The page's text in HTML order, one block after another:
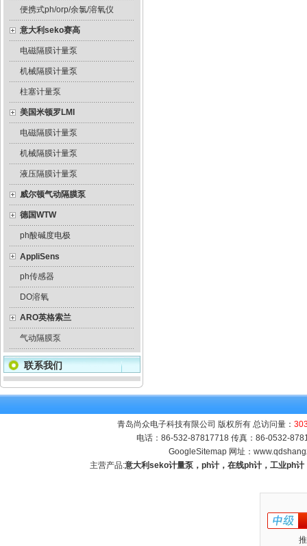
便携式ph/orp/余氯/溶氧仪
意大利seko赛高
电磁隔膜计量泵
机械隔膜计量泵
柱塞计量泵
美国米顿罗LMI
电磁隔膜计量泵
机械隔膜计量泵
液压隔膜计量泵
威尔顿气动隔膜泵
德国WTW
ph酸碱度电极
AppliSens
ph传感器
DO溶氧
ARO英格索兰
气动隔膜泵
联系我们
青岛尚众电子科技有限公司 版权所有 总访问量：
电话：86-532-87817718 传真：86-0532-
GoogleSitemap 网址：
主营产品:意大利seko计量泵，ph计，在线ph计，工业ph